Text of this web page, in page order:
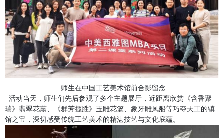
师生在中国工艺美术馆前合影留念
活动当天，师生们先后参观了多个主题展厅，近距离欣赏《含香聚
瑞》翡翠花薰、《群芳揽胜》玉雕花篮、象牙雕凤船等巧夺天工的镇
馆之宝，深切感受传统工艺美术的精湛技艺与文化底蕴。